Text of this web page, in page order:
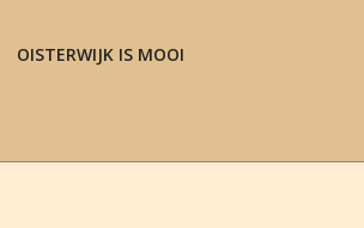
OISTERWIJK IS MOOI